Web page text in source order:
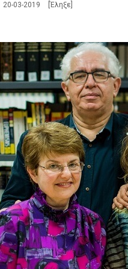
20-03-2019 [Έληξε]